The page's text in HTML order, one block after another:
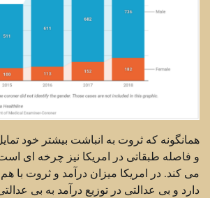
همانگونه که ثروت به انباشت بیشتر خود
و فاصله طبقاتی در امریکا نیز چرخه ای است
می کند. در امریکا میزان درآمد و ثروت با
دارد و بی عدالتی در توزیع درآمد به بی